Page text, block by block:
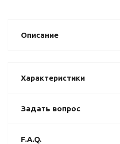
Описание
Характеристики
Задать вопрос
F.A.Q.